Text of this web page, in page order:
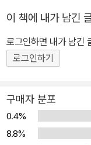
이 책에 내가 남긴
로그인하면 내가 남긴
로그인하기
구매자 분포
0.4%
8.8%